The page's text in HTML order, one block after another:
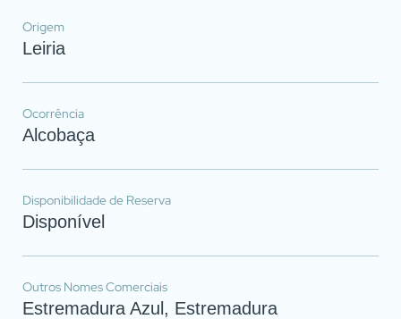
Origem
Leiria
Ocorrência
Alcobaça
Disponibilidade de Reserva
Disponível
Outros Nomes Comerciais
Estremadura Azul, Estremadura